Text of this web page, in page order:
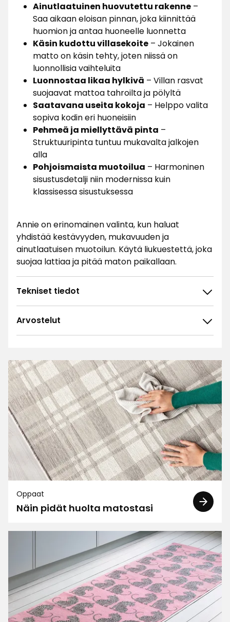
Ainutlaatuinen huovutettu rakenne –
Saa aikaan eloisan pinnan, joka kiinnittää
huomion ja antaa huoneelle luonnetta
Käsin kudottu villasekoite – Jokainen
matto on käsin tehty, joten niissä on
luonnollisia vaihteluita
Luonnostaa likaa hylkivä – Villan rasvat
suojaavat mattoa tahroilta ja pölyltä
Saatavana useita kokoja – Helppo valita
sopiva kodin eri huoneisiin
Pehmeä ja miellyttävä pinta –
Struktuuripinta tuntuu mukavalta jalkojen
alla
Pohjoismaista muotoilua – Harmoninen
sisustusdetalji niin modernissa kuin
klassisessa sisustuksessa
Annie on erinomainen valinta, kun haluat
yhdistää kestävyyden, mukavuuden ja
ainutlaatuisen muotoilun. Käytä liukuestettä, joka
suojaa lattiaa ja pitää maton paikallaan.
Tekniset tiedot
Arvostelut
Oppaat
Näin pidät huolta matostasi